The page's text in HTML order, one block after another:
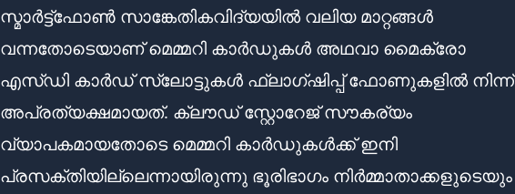
സ്മാർട്ട്ഫോൺ സാങ്കേതികവിദ്യയിൽ വലിയ മാറ്റങ്ങൾ
വന്നതോടെയാണ് മെമ്മറി കാർഡുകൾ അഥവാ മൈക്രോ
എസ്ഡി കാർഡ് സ്ലോട്ടുകൾ ഫ്ലാഗ്ഷിപ്പ് ഫോണുകളിൽ നിന്ന്
അപ്രത്യക്ഷമായത്. ക്ലൗഡ് സ്റ്റോറേജ് സൗകര്യം
വ്യാപകമായതോടെ മെമ്മറി കാർഡുകൾക്ക് ഇനി
പ്രസക്തിയില്ലെന്നായിരുന്നു ഭൂരിഭാഗം നിർമ്മാതാക്കളുടെയും